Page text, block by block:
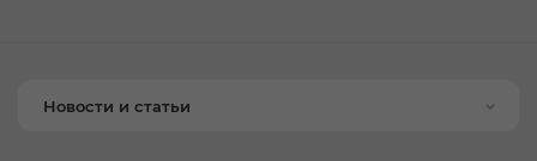
Новости и статьи